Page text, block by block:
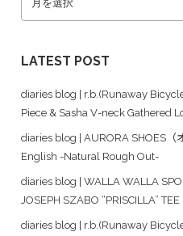
LATEST POST
diaries blog | r.b.(Runaway
Piece & Sasha V-neck Gathered
diaries blog | AURORA SHOES（
English -Natural Rough Out-
diaries blog | WALLA WALLA
JOSEPH SZABO “PRISCILLA” TEE
diaries blog | r.b.(Runaway